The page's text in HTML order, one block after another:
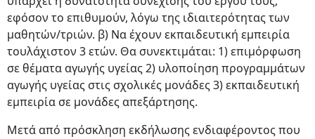
εφόσον το επιθυμούν, λόγω της ιδιαιτερότητας των
μαθητών/τριών. β) Να έχουν εκπαιδευτική εμπειρία
τουλάχιστον 3 ετών. Θα συνεκτιμάται: 1) επιμόρφωση
σε θέματα αγωγής υγείας 2) υλοποίηση προγραμμάτων
αγωγής υγείας στις σχολικές μονάδες 3) εκπαιδευτική
εμπειρία σε μονάδες απεξάρτησης.
Μετά από πρόσκληση εκδήλωσης ενδιαφέροντος που